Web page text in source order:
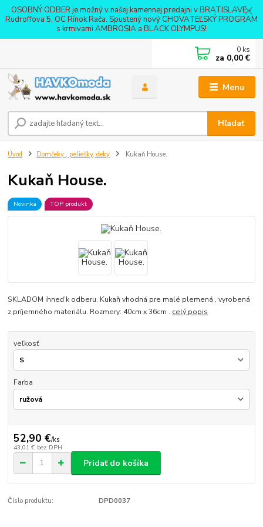
OSOBNÝ ODBER je možný v našej kamennej predajni v BRATISLAVE -
Rudroffova 5, OC Rínok Rača. Spustený nový CHOVATEĽSKÝ PROGRAM
s krmivami AMBROSIA a BLACK OLYMPUS!
Menu
Hľadať
0 ks
za 0,00 €
Úvod Domčeky , peliešky, deky Kukaň House.
Kukaň House.
Novinka TOP produkt
SKLADOM ihneď k odberu. Kukaň vhodná pre malé plemená , vyrobená
z príjemného materiálu. Rozmery: 40cm x 36cm . celý popis
veľkosť
Farba
52,90 €/ks
43,01 € bez DPH
Pridať do košíka
Číslo produktu: DPD0037